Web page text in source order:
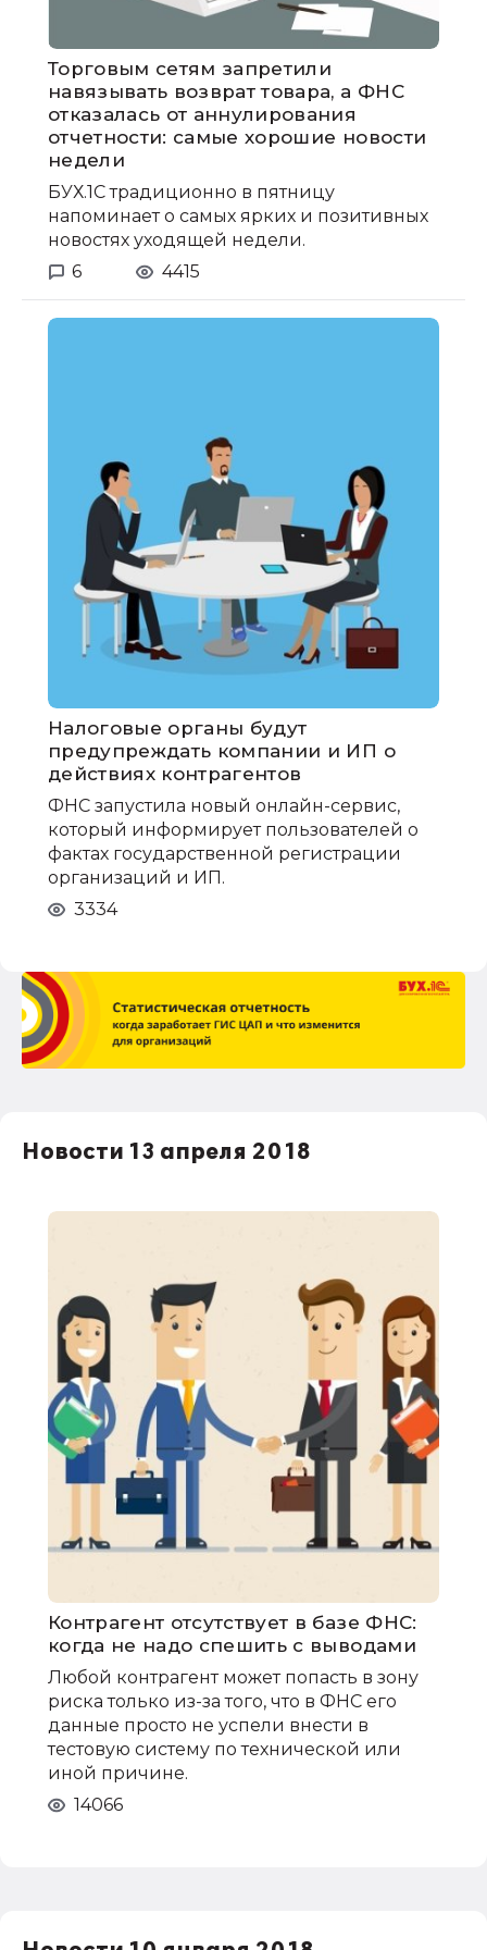
Торговым сетям запретили
навязывать возврат товара, а ФНС
отказалась от аннулирования
отчетности: самые хорошие новости
недели
БУХ.1С традиционно в пятницу
напоминает о самых ярких и позитивных
новостях уходящей недели.
6
4415
Налоговые органы будут
предупреждать компании и ИП о
действиях контрагентов
ФНС запустила новый онлайн-сервис,
который информирует пользователей о
фактах государственной регистрации
организаций и ИП.
3334
Новости 13 апреля 2018
Контрагент отсутствует в базе ФНС:
когда не надо спешить с выводами
Любой контрагент может попасть в зону
риска только из-за того, что в ФНС его
данные просто не успели внести в
тестовую систему по технической или
иной причине.
14066